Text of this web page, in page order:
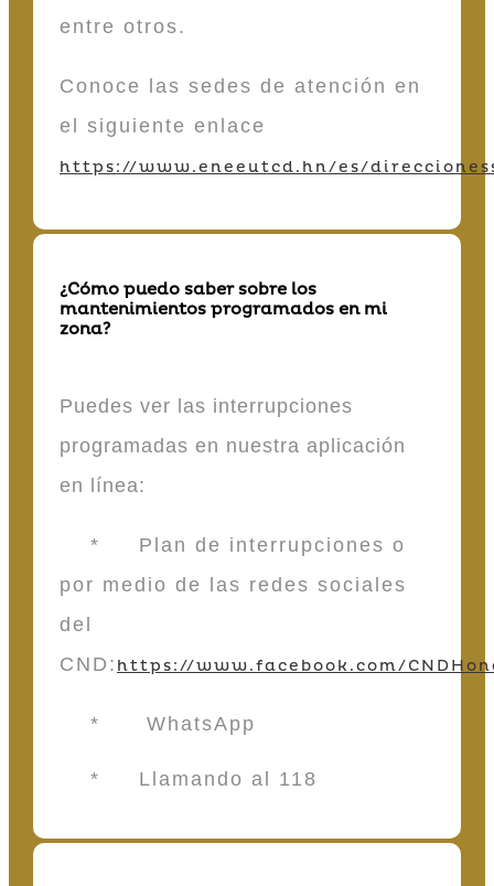
entre otros.
Conoce las sedes de atención en
el siguiente enlace
https://www.eneeutcd.hn/es/
¿Cómo puedo saber sobre los
mantenimientos programados en mi
zona?
Puedes ver las interrupciones
programadas en nuestra aplicación
en línea:
* Plan de interrupciones o
por medio de las redes sociales
del
CND: https://www.facebook.com/
* WhatsApp
* Llamando al 118